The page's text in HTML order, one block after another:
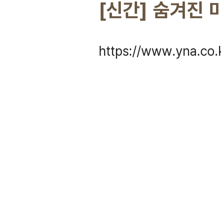
[신간] 숨겨진
https://